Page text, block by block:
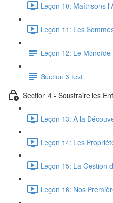
Leçon 10: Maîtrisons
Leçon 11: Les
Leçon 12: Le
Section 3 test
Section 4 - Soustraire les
Leçon 13: A la
Leçon 14: Les
Leçon 15: La Gestion
Leçon 16: Nos